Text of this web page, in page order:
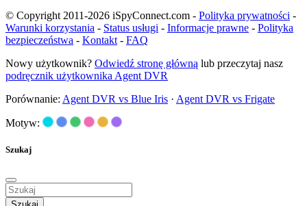
© Copyright 2011-2026 iSpyConnect.com - Polityka prywatności -
Warunki korzystania - Status usługi - Informacje prawne - Polityka
bezpieczeństwa - Kontakt - FAQ
Nowy użytkownik? Odwiedź stronę główną lub przeczytaj nasz
podręcznik użytkownika Agent DVR
Porównanie: Agent DVR vs Blue Iris · Agent DVR vs Frigate
Motyw:
Szukaj